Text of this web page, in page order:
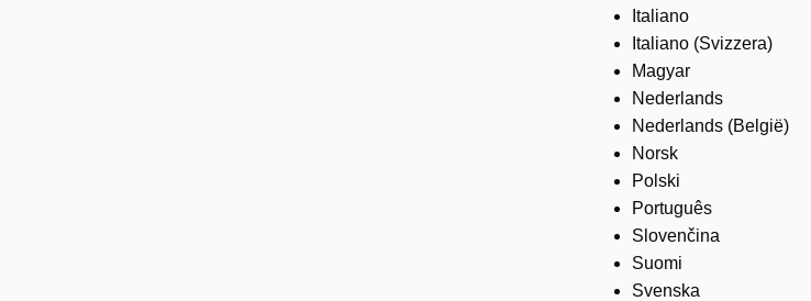
Italiano
Italiano (Svizzera)
Magyar
Nederlands
Nederlands (België)
Norsk
Polski
Português
Slovenčina
Suomi
Svenska